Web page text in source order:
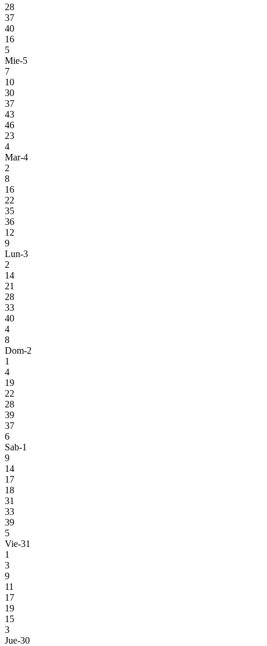
28
37
40
16
5
Mie-5
7
10
30
37
43
46
23
4
Mar-4
2
8
16
22
35
36
12
9
Lun-3
2
14
21
28
33
40
4
8
Dom-2
1
4
19
22
28
39
37
6
Sab-1
9
14
17
18
31
33
39
5
Vie-31
1
3
9
11
17
19
15
3
Jue-30